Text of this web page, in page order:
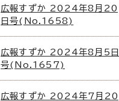
広報すずか 2024年8月20
日号(No.1658)
広報すずか 2024年8月5日
号(No.1657)
広報すずか 2024年7月20